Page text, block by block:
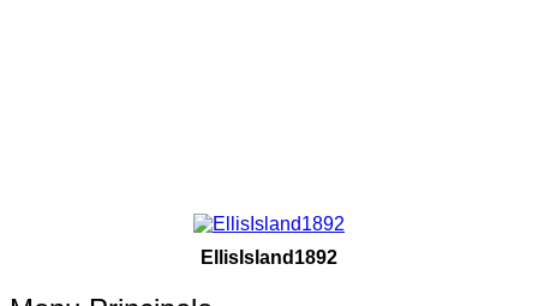
EllisIsland1892